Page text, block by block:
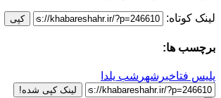
لینک کوتاه: کپی
برچسب ها:
پلیس فتاخبرشهر شب یلدا
لینک کپی شده!